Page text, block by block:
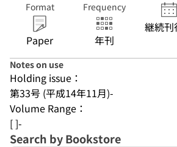
Format
Paper
Frequency
年刊
継続刊
Notes on use
Holding issue：
第33号 (平成14年11月)-
Volume Range：
[ ]-
Search by Bookstore